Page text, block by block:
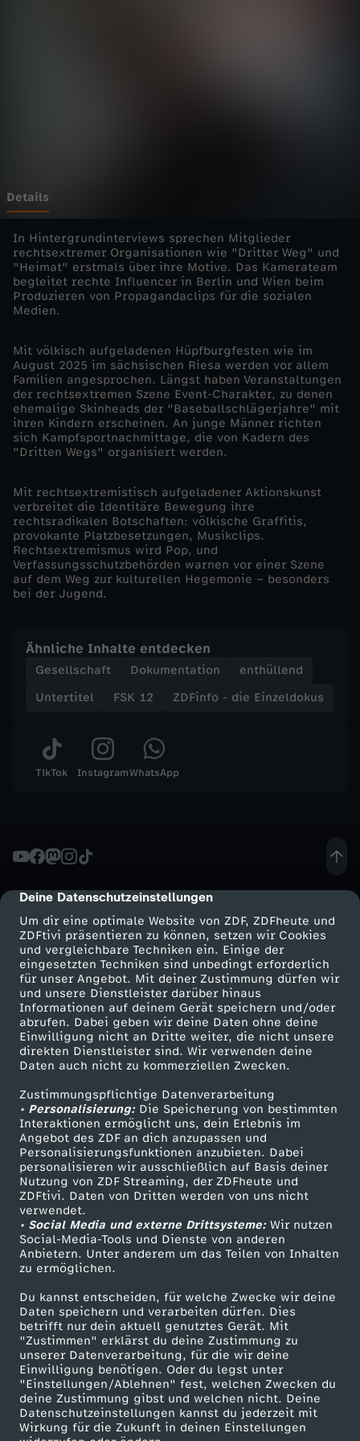
cmp-dialog-description
Deine Datenschutzeinstellungen
Um dir eine optimale Website von ZDF, ZDFheute und
ZDFtivi präsentieren zu können, setzen wir Cookies
und vergleichbare Techniken ein. Einige der
eingesetzten Techniken sind unbedingt erforderlich
für unser Angebot. Mit deiner Zustimmung dürfen wir
und unsere Dienstleister darüber hinaus
Informationen auf deinem Gerät speichern und/oder
abrufen. Dabei geben wir deine Daten ohne deine
Einwilligung nicht an Dritte weiter, die nicht unsere
direkten Dienstleister sind. Wir verwenden deine
Daten auch nicht zu kommerziellen Zwecken.
Zustimmungspflichtige Datenverarbeitung
• Personalisierung:Die Speicherung von bestimmten
Interaktionen ermöglicht uns, dein Erlebnis im
Angebot des ZDF an dich anzupassen und
Personalisierungsfunktionen anzubieten. Dabei
personalisieren wir ausschließlich auf Basis deiner
Nutzung von ZDF Streaming, der ZDFheute und
ZDFtivi. Daten von Dritten werden von uns nicht
verwendet.
• Social Media und externe Drittsysteme:Wir nutzen
Social-Media-Tools und Dienste von anderen
Anbietern. Unter anderem um das Teilen von Inhalten
zu ermöglichen.
Du kannst entscheiden, für welche Zwecke wir deine
Daten speichern und verarbeiten dürfen. Dies
betrifft nur dein aktuell genutztes Gerät. Mit
"Zustimmen" erklärst du deine Zustimmung zu
unserer Datenverarbeitung, für die wir deine
Einwilligung benötigen. Oder du legst unter
"Einstellungen/Ablehnen" fest, welchen Zwecken du
deine Zustimmung gibst und welchen nicht. Deine
Datenschutzeinstellungen kannst du jederzeit mit
Wirkung für die Zukunft in deinen Einstellungen
i
n
z
e
l
d
o
u
s
-
u
n
g
,
i
l
i
t
a
n
t
,
n
a
t
i
o
n
a
Details
In Hintergrundinterviews sprechen Mitglieder
rechtsextremer Organisationen wie "Dritter Weg" und
"Heimat" erstmals über ihre Motive. Das Kamerateam
begleitet rechte Influencer in Berlin und Wien beim
Produzieren von Propagandaclips für die sozialen
Medien.
Mit völkisch aufgeladenen Hüpfburgfesten wie im
August 2025 im sächsischen Riesa werden vor allem
Familien angesprochen. Längst haben Veranstaltungen
der rechtsextremen Szene Event-Charakter, zu denen
ehemalige Skinheads der "Baseballschlägerjahre" mit
ihren Kindern erscheinen. An junge Männer richten
sich Kampfsportnachmittage, die von Kadern des
"Dritten Wegs" organisiert werden.
Mit rechtsextremistisch aufgeladener Aktionskunst
verbreitet die Identitäre Bewegung ihre
rechtsradikalen Botschaften: völkische Graffitis,
provokante Platzbesetzungen, Musikclips.
Rechtsextremismus wird Pop, und
Verfassungsschutzbehörden warnen vor einer Szene
auf dem Weg zur kulturellen Hegemonie – besonders
bei der Jugend.
Ähnliche Inhalte entdecken
Gesellschaft Dokumentation
enthüllend
Untertitel
FSK 12 ZDFinfo - die Einzeldokus
TikTok InstagramWhatsApp
Mehr ZDF
ZDF-Apps
Smart TV
ZDFtext
Livestreams
Sendungen A-Z
TV-Programm
Service
ZDFmitreden
Kontakt zum ZDF
Tickets
Zuschauerservice
Hilfe
ZDF Unternehmen
Karriere
ZDF goes Schule
Werbefernsehen
Mainzelmännchen